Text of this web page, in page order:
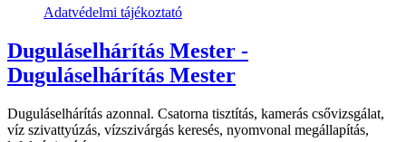
Adatvédelmi tájékoztató
Duguláselhárítás Mester -
Duguláselhárítás Mester
Duguláselhárítás azonnal. Csatorna tisztítás, kamerás csővizsgálat,
víz szivattyúzás, vízszivárgás keresés, nyomvonal megállapítás,